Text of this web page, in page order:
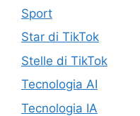
Sport
Star di TikTok
Stelle di TikTok
Tecnologia AI
Tecnologia IA